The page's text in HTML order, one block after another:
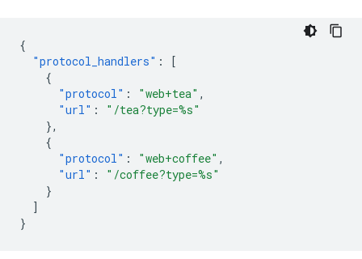
{
"protocol_handlers" :
[
{
"protocol" : "web+tea" ,
"url" :
"/tea?type=%s"
},
{
"protocol" : "web+coffee" ,
"url" :
"/coffee?type=%s"
}
]
}